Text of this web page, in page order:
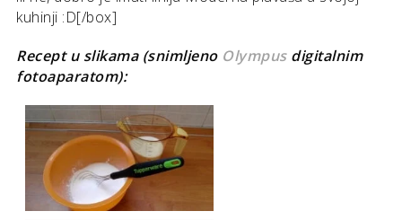
kuhinji :D[/box]
Recept u slikama (snimljeno Olympusdigitalnim
fotoaparatom):